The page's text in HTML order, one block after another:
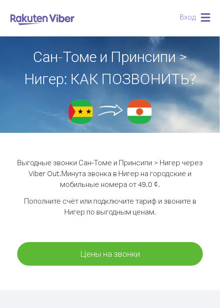
Вход
Сан-Томе и Принсипи >
Нигер: КАК ПОЗВОНИТЬ?
Выгодные звонки Сан-Томе и Принсипи > Нигер через
Viber Out.Минута звонка в Нигер на городские и
мобильные номера от 49.0 ¢.
Пополните счёт или подключите тариф и звоните в
Нигер по выгодным ценам.
Цены на звонки